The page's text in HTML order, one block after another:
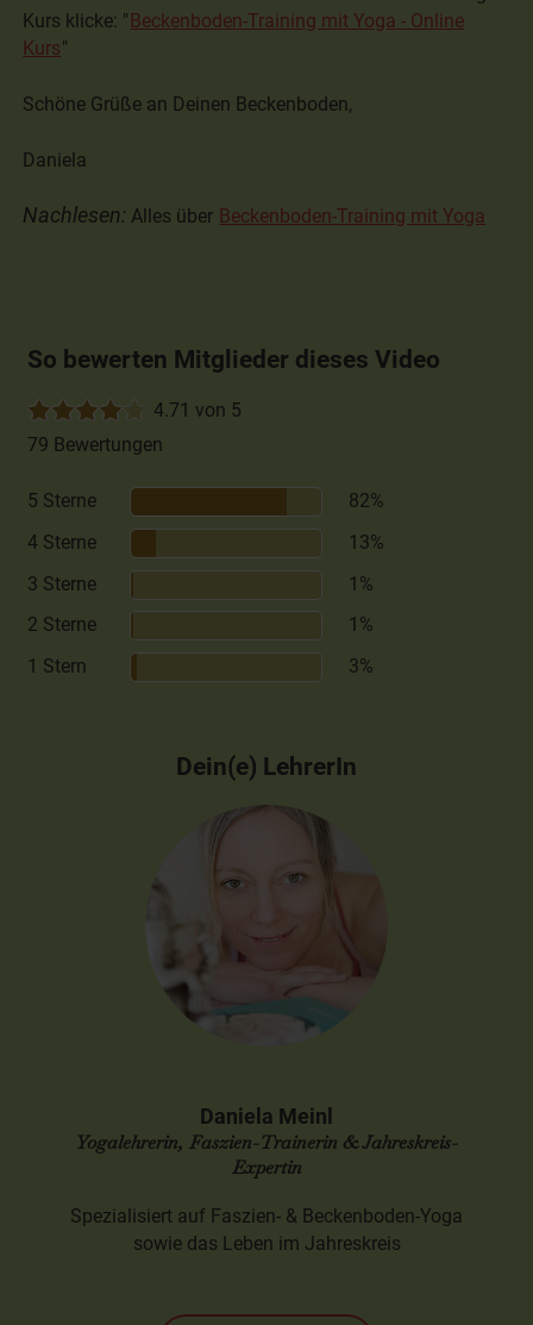
Kurs klicke: "Beckenboden-Training mit Yoga - Online
Kurs"
Schöne Grüße an Deinen Beckenboden,
Daniela
Nachlesen: Alles über Beckenboden-Training mit Yoga
So bewerten Mitglieder dieses Video
4.71 von 5
79 Bewertungen
5 Sterne
82%
4 Sterne
13%
3 Sterne
1%
2 Sterne
1%
1 Stern
3%
Dein(e) LehrerIn
Daniela Meinl
Yogalehrerin, Faszien-Trainerin & Jahreskreis-
Expertin
Spezialisiert auf Faszien- & Beckenboden-Yoga
sowie das Leben im Jahreskreis